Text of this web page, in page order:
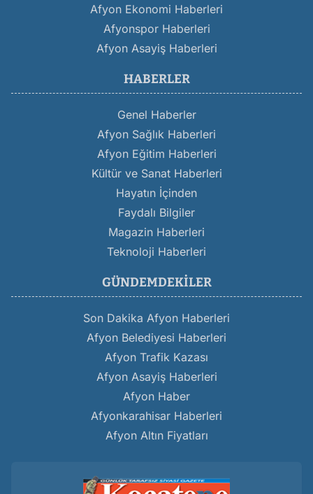
Afyon Ekonomi Haberleri
Afyonspor Haberleri
Afyon Asayiş Haberleri
HABERLER
Genel Haberler
Afyon Sağlık Haberleri
Afyon Eğitim Haberleri
Kültür ve Sanat Haberleri
Hayatın İçinden
Faydalı Bilgiler
Magazin Haberleri
Teknoloji Haberleri
GÜNDEMDEKILER
Son Dakika Afyon Haberleri
Afyon Belediyesi Haberleri
Afyon Trafik Kazası
Afyon Asayiş Haberleri
Afyon Haber
Afyonkarahisar Haberleri
Afyon Altın Fiyatları